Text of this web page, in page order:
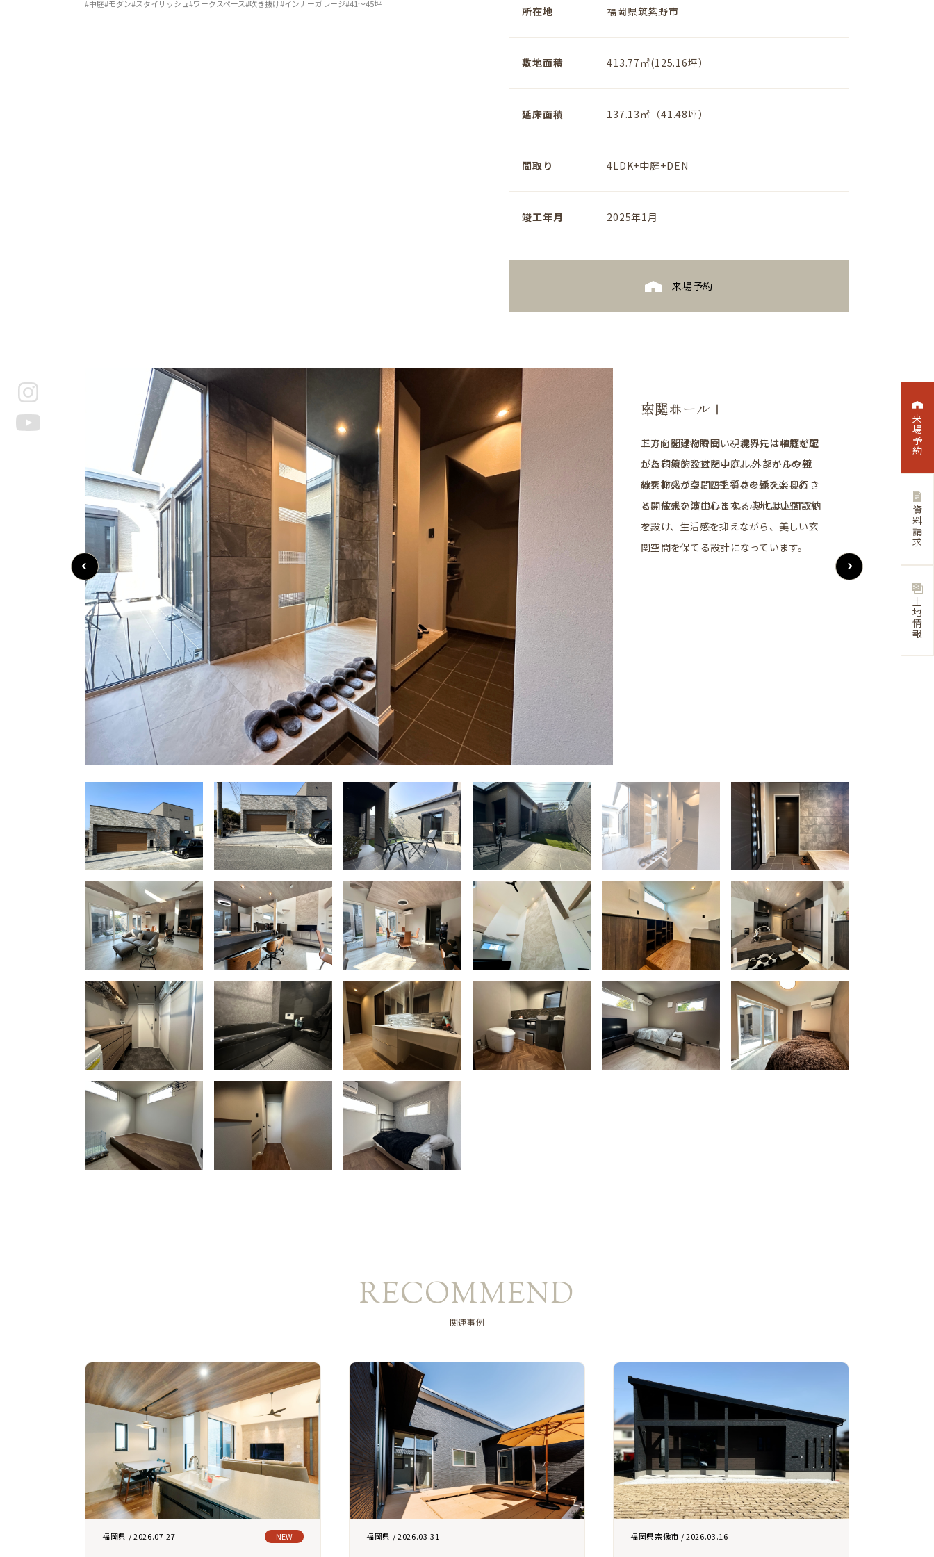
#中庭#モダン#スタイリッシュ#ワークスペース#吹き抜け#インナーガレージ#41～45坪
所在地 福岡県筑紫野市
敷地面積 413.77㎡(125.16坪）
延床面積 137.13㎡（41.48坪）
間取り 4LDK+中庭+DEN
竣工年月 2025年1月
来場予約
外観
重厚なグレー外観が印象的な、ガレージ
のある住まい。 直線的なフォルムと陰
影が、上質で落ち着きのある佇まいを演
出します。
インナーガレージ
シャッター付きで、2台駐車可能なゆと
りのあるガレージ。フルフラットに近い
アプローチで、車の出し入れもスムー
ズ。雨風から愛車を守り、防犯性にも配
慮した機能美を備えた設計です。
中庭Ⅰ
タイルデッキと人工芝を合わせて約22.5
帖の広さを確保した中庭。リビングに面
し、内と外がゆるやかにつながる開放的
な空間です。
中庭Ⅱ
三方向を建物で囲い、境界には植栽を配
した花壇を設けた中庭。 外部からの視
線を抑えつつ、四季折々の緑を楽しめ
る、住まいの中心となる心地よい空間で
す。
玄関ホールⅠ
ドアを開けた瞬間、視線の先に中庭が広
がる印象的な玄関ホール。 タイルや壁
の素材感が空間に上質さを添え、奥行き
と開放感を演出します。 奥には土間収納
を設け、生活感を抑えながら、美しい玄
関空間を保てる設計になっています。
玄関ホールⅡ
玄関にはガレージへ続くドアを設け、暮
らしやすさを考えた動線設計に。 外出
や帰宅の流れが自然と整い、日常の所作
を美しく引き立てます。
LDK
23.7帖のLDKは吹き抜けになっており、
縦にも横にも広がりを感じる開放的な空
間。 中庭へとつながる大開口から光と緑
を取り込み、内と外が緩やかにつながる
心地よさを生み出します。
キッチンカウンター
キッチンにカウンターを設け、食事や作
業をしながら自然と会話が生まれる家族
の居場所に。 空間全体と調和する素材
感が、日常の何気ない時間にも上質さを
添え、気分やシーンに合わせて使い分け
られます。
ダイニング
ダイニングはテーブルを囲んで食事を楽
しむための場所に。 中庭からの光を取
り込み、日常の食卓から特別なひととき
まで、穏やかに使い分けられる空間で
す。
エコカラット
天井まで伸びるエコカラット。 天然石
のような繊細な凹凸と、やわらかな色合
いが光を受け止め、空間に静かな陰影を
生み出します。 主張しすぎず、それでい
て確かな存在感で、住まい全体の質感を
底上げする壁面です。
DEN
2帖のDENスペースには、空間に合わせ
て特注した家具を設えました。 背面に
はブラウンの棚を配し、落ち着いた色味
と素材感が、作業や読書に集中できる静
かな居場所を演出。 限られた広さだか
らこそ生まれる、心地よい“こもり感”の
キッチン
キッチンには、LIXIL「リシェル」の収
納棚を採用。 2WAYクローゼット仕様と
することで、使いやすさを確保しながら
も、扉を閉めれば中が見えず、すっきり
とした美しいキッチン空間を保てます。
ランドリールーム
キッチン横に設けたランドリールーム
は、洗う・干す・しまうがスムーズに完
結する家事ラク動線。南海プライウッド
「シェフモ」の棚で、収納力と美しさも
兼ね備えた機能的な空間です。
バスルーム
トクラスバスルーム「アクシィ」。ほど
よい艶感とダークトーンが空間を引き締
め、静けさに包まれるような心地よさを
生むホテルライクなバスルームです。
洗面化粧台
上質なデザインと機能性を兼ね備えたハ
イグレードな洗面化粧台、TOTOの「エ
スクア」を採用。アドヴァン「スリーデ
ィーモザイク」のタイルに照明の陰影が
重なり、立体感と奥行きが際立つ、表情
豊かな洗面空間です。
お手洗い
1.5帖のゆとりあるお手洗いにも洗面台
と色違いのタイルを採用。大胆な大判ミ
ラーが空間を広く見せ、トイレとは思え
ないほど洗練された空間に仕上げまし
た。
洋室Ⅰ
細かなタイル柄×パールのアクセントク
ロスが、上質な雰囲気を演出。 視線を
気にせず光を取り込める窓配置で、コン
パクトでも心地よい空間に。
洋室Ⅱ
中庭に面した6帖の洋室。 大きな窓から
やわらかな光が入り、外とのつながりを
感じられる心地よい空間です。 奥にはウ
ォークインクローゼットを配置し、生活
感を抑えながらすっきりと暮らせる設計
としました。
洋室Ⅲ
一段上げた小上がりが、空間にほどよい
メリハリを生む4.5帖の洋室。 高窓から
やわらかな光を取り込み、プライバシー
を守りながらも明るく開放的に。 寝室
としても、くつろぎのスペースとしても
使える多用途な一室です。
2階
2階にもお手洗いを設けることで、夜間
や来客時も安心。 奥に設けた納戸は、
季節物や日用品の収納に活躍。 機能性
と快適性を兼ね備えた2階フロアです。
2階洋室
リアルな石目の層を、縦のストライプと
してあしらったアクセントクロスが印象
的な4.5帖の洋室。 隣接する2帖のウォー
クインクローゼットを備え、コンパクト
ながらも収納力とデザイン性を両立して
います。
RECOMMEND
関連事例
福岡県 / 2026.07.27 NEW 福岡県 / 2026.03.31 福岡県宗像市 / 2026.03.16